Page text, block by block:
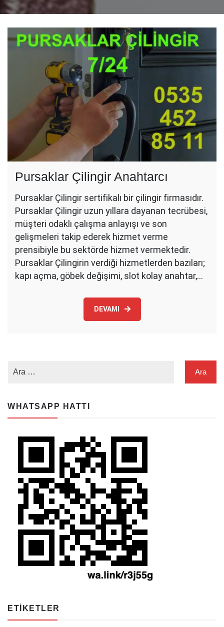
Pursaklar Çilingir Anahtarcı
Pursaklar Çilingir sertifikalı bir çilingir firmasıdır.
Pursaklar Çilingir uzun yıllara dayanan tecrübesi,
müşteri odaklı çalışma anlayışı ve son
gelişmeleri takip ederek hizmet verme
prensibiyle bu sektörde hizmet vermektedir.
Pursaklar Çilingirin verdiği hizmetlerden bazıları;
kapı açma, göbek değişimi, slot kolay anahtar,…
DEVAMI
WHATSAPP HATTI
ETIKETLER